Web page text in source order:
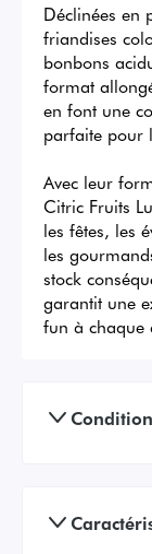
Déclinées en
friandises
bonbons
format
en font une
parfaite pour
Avec leur
Citric Fruits
les fêtes, les
les
stock
garantit une
fun à chaque